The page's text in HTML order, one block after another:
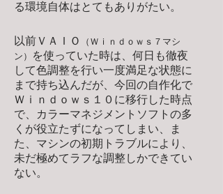
る環境自体はとてもありがたい。
以前ＶＡＩＯ
（Ｗｉｎｄｏｗｓ７マシ
ン）
を使っていた時は、何日も徹夜
して色調整を行い一度満足な状態に
まで持ち込んだが、今回の自作化で
Ｗｉｎｄｏｗｓ１０に移行した時点
で、カラーマネジメントソフトの多
くが役立たずになってしまい、ま
た、マシンの初期トラブルにより、
未だ極めてラフな調整しかできてい
ない。